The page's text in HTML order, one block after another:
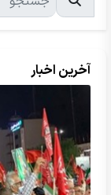
آخرین اخبار